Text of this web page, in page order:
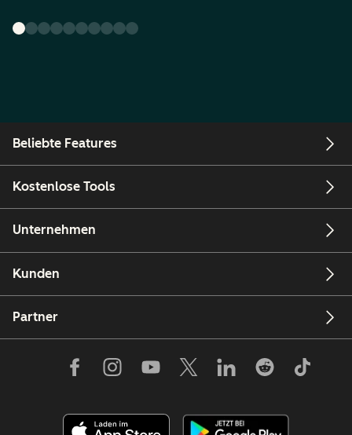
Beliebte Features
Kostenlose Tools
Unternehmen
Kunden
Partner